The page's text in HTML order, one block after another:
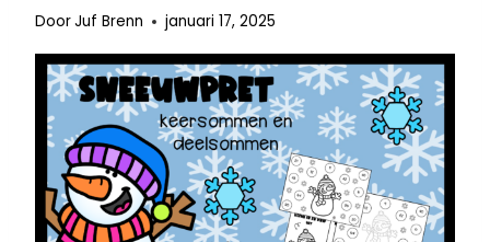
DoorJuf Brenn januari 17, 2025